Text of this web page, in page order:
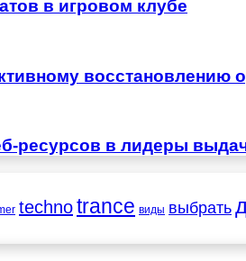
в игровом клубе
восстановлению
ресурсов в лидеры
technotrance виды выбрать